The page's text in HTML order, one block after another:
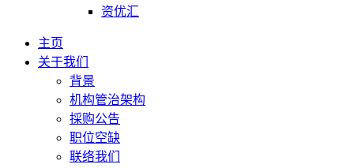
资优汇
主页
关于我们
背景
机构管治架构
採购公告
职位空缺
联络我们